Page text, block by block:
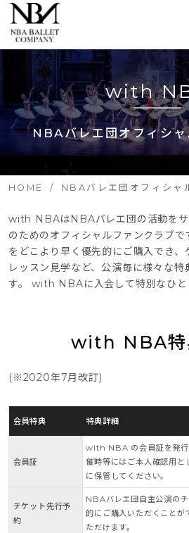
with
NBAバレエ団オフィシ
HOME NBAバレエ団オフィシャ
with NBAはNBAバレエ団の活動をサ
のためのオフィシャルファンクラブで
をどこより早く優先的にご購入でき
レッスン見学など、公演毎に様々な特
す。 with NBAに入会して特別なひと
with NBA特
(※2020年7月改訂)
会員特典 特典詳細
会員証
with NBA の会員証を発行
催時等にはご本人確認用と
に保管してください。
チケット先行予
約
NBAバレエ団自主公演の
的にご購入いただくことが
ただけます。